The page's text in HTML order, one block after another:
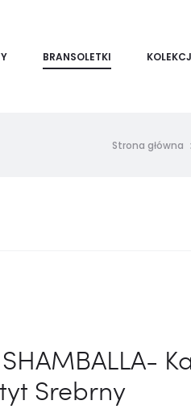
BRANSOLETKI
Strona główna
Srebrny